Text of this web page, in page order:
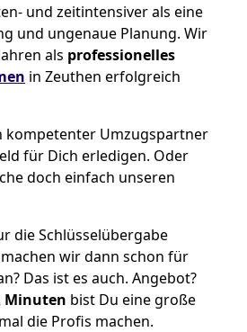
und zeitintensiver als eine
und ungenaue Planung. Wir
als professionelles
in Zeuthen erfolgreich
kompetenter Umzugspartner
für Dich erledigen. Oder
doch einfach unseren
die Schlüsselübergabe
wir dann schon für
Das ist es auch. Angebot?
Minuten bist Du eine große
die Profis machen.